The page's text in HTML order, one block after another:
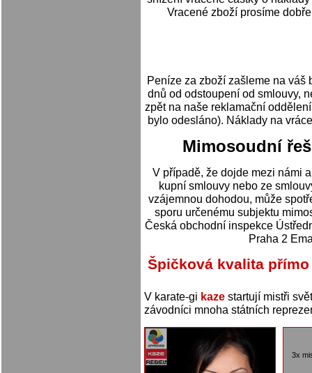
Vracené zboží prosíme
Peníze za zboží zašleme na
dnů od odstoupení od smlouvy,
zpět na naše reklamační
bylo odesláno). Náklady na
Mimosoudní
V případě, že dojde mezi námi
kupní smlouvy nebo ze
vzájemnou dohodou, může
sporu určenému subjektu
Česká obchodní inspekce
Praha 2
Špičková kvalita
V karate-gi kaze startují mistři
závodníci mnoha státních
3x